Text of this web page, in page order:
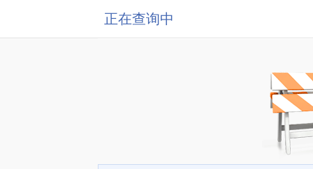
正在查询中